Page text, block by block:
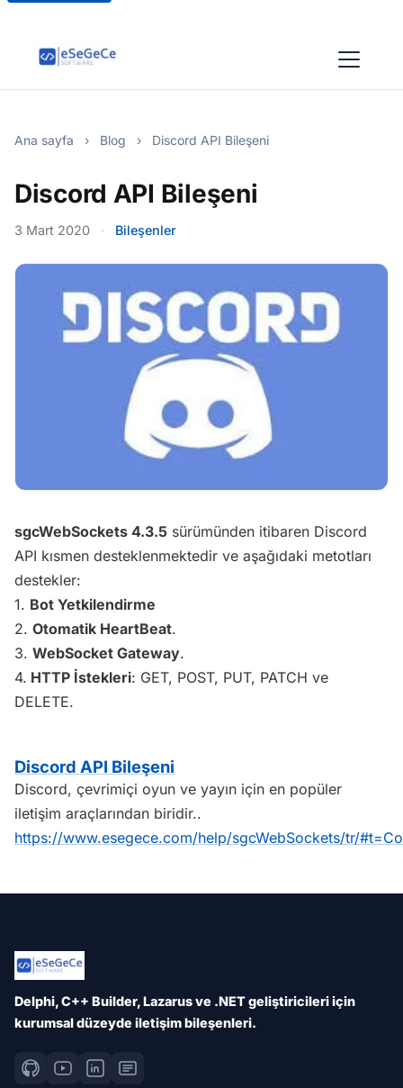
Ana sayfa › Blog › Discord API Bileşeni
Discord API Bileşeni
3 Mart 2020 · Bileşenler
sgcWebSockets 4.3.5 sürümünden itibaren Discord
API kısmen desteklenmektedir ve aşağıdaki metotları
destekler:
1. Bot Yetkilendirme
2. Otomatik HeartBeat.
3. WebSocket Gateway.
4. HTTP İstekleri: GET, POST, PUT, PATCH ve
DELETE.
Discord API Bileşeni
Discord, çevrimiçi oyun ve yayın için en popüler
iletişim araçlarından biridir..
https://www.esegece.com/help/sgcWebSockets/tr/
Delphi, C++ Builder, Lazarus ve .NET geliştiricileri için
kurumsal düzeyde iletişim bileşenleri.